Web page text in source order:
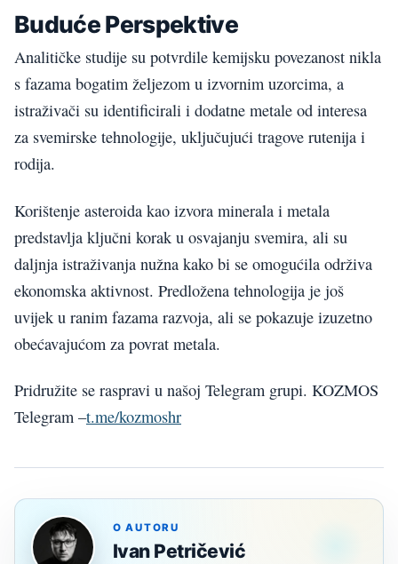
Buduće Perspektive
Analitičke studije su potvrdile kemijsku povezanost nikla
s fazama bogatim željezom u izvornim uzorcima, a
istraživači su identificirali i dodatne metale od interesa
za svemirske tehnologije, uključujući tragove rutenija i
rodija.
Korištenje asteroida kao izvora minerala i metala
predstavlja ključni korak u osvajanju svemira, ali su
daljnja istraživanja nužna kako bi se omogućila održiva
ekonomska aktivnost. Predložena tehnologija je još
uvijek u ranim fazama razvoja, ali se pokazuje izuzetno
obećavajućom za povrat metala.
Pridružite se raspravi u našoj Telegram grupi. KOZMOS
Telegram –t.me/kozmoshr
O AUTORU
Ivan Petričević